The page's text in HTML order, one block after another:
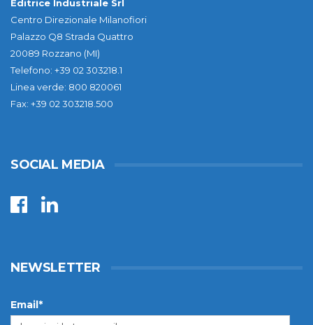
Editrice Industriale Srl
Centro Direzionale Milanofiori
Palazzo Q8 Strada Quattro
20089 Rozzano (MI)
Telefono: +39 02 303218.1
Linea verde: 800 820061
Fax: +39 02 303218.500
SOCIAL MEDIA
NEWSLETTER
Email*